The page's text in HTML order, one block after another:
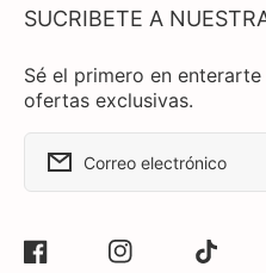
SUCRIBETE A
Sé el primero en
ofertas exclusivas.
Correo electrónico
Facebook Instagram TikTok